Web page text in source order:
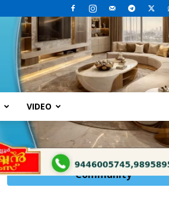
VIDEO
Click Here toJoinWhatsApp
Community